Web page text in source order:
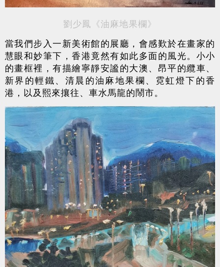
劉少鳳《油麻地果欄》
當我們步入一新美術館的展廳，會感歎於在畫家的
慧眼和妙筆下，香港竟然有如此多面的風光。小小
的畫框裡，有描繪寧靜安謐的大澳、昂平的纜車、
新界的輕鐵、清晨的油麻地果欄、霓虹燈下的香
港，以及熙來攘往、車水馬龍的鬧市。